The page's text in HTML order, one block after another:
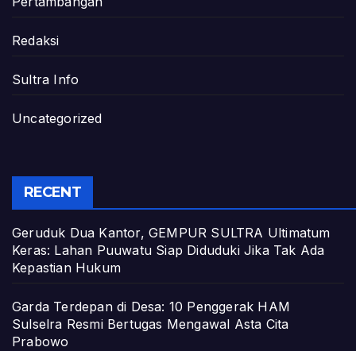
Redaksi
Sultra Info
Uncategorized
RECENT
Geruduk Dua Kantor, GEMPUR SULTRA Ultimatum
Keras: Lahan Puuwatu Siap Diduduki Jika Tak Ada
Kepastian Hukum
Garda Terdepan di Desa: 10 Penggerak HAM
Sulselra Resmi Bertugas Mengawal Asta Cita
Prabowo